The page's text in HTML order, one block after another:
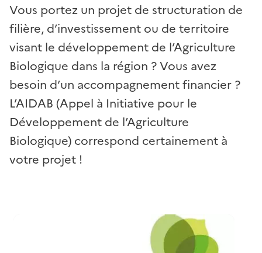
Vous portez un projet de structuration de
filière, d’investissement ou de territoire
visant le développement de l’Agriculture
Biologique dans la région ? Vous avez
besoin d’un accompagnement financier ?
L’AIDAB (Appel à Initiative pour le
Développement de l’Agriculture
Biologique) correspond certainement à
votre projet !